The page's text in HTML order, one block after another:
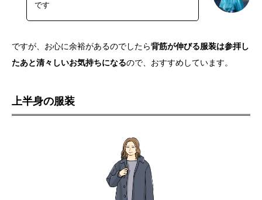
です
ですが、お心に余裕があるのでしたら背筋が伸びる服装は参拝し
たあと清々しいお気持ちになるので、おすすめしています。
上半身の服装